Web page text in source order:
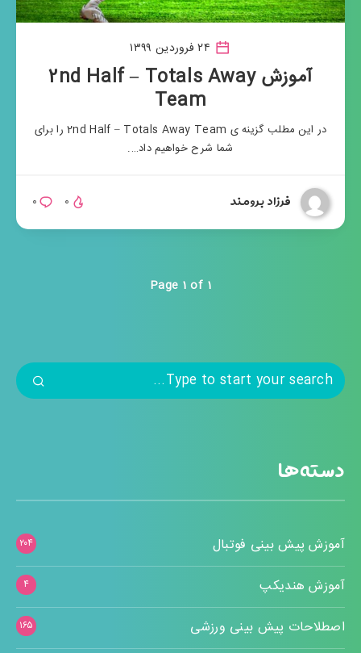
آموزش 2nd Half – Totals Away
Team
در این مطلب گزینه ی 2nd Half – Totals Away Team را برای
شما شرح خواهیم داد….
فرزاد برومند ۰ ۰
Page 1 of 1
دسته‌ها
آموزش پیش بینی فوتبال ۲۰۴
آموزش هندیکپ ۴
اصطلاحات پیش بینی ورزشی ۱۶۵